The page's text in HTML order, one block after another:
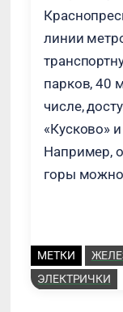
линии
парков, 40
числе,
«Кусково»
Например,
горы можно
МЕТКИ
ЭЛЕКТРИЧКИ